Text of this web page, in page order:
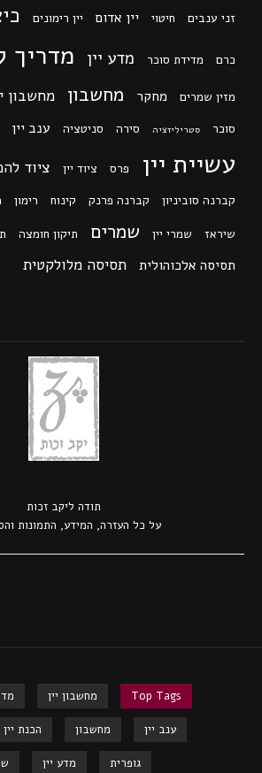
זני ענבים חיטוי יין אדום יין רימונים
כרם מדידת סוכר מדע יין מדריך
מזין שמרים מחקר מחשבון מחשבון
סוכר
סטריליזציה סירה סניטציה ענב יין
עשיית יין פרס ציוד יין ציוד
קברנה סוביניון קברנה פרנק קינוח רימון
שיראז שמרי יין שמרים תיקון חומצה
תסיסה אלכוהולית תסיסה מלולקטית
תודה ליקב זכות
על כל העזרה, המידע, התמונות
Top Tags מחשבון יין
ענב יין מחשבון הכנת יין
גופרית מדע יין